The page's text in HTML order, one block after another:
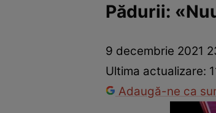
Vedete internaționale Vedete românești
Pădurii:
9 decembrie 2021
Ultima actualizare:
Adaugă-ne ca